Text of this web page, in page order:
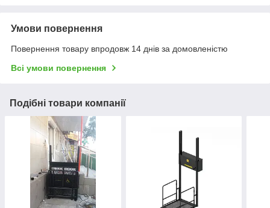
Умови повернення
Повернення товару впродовж 14 днів за домовленістю
Всі умови повернення
Подібні товари компанії